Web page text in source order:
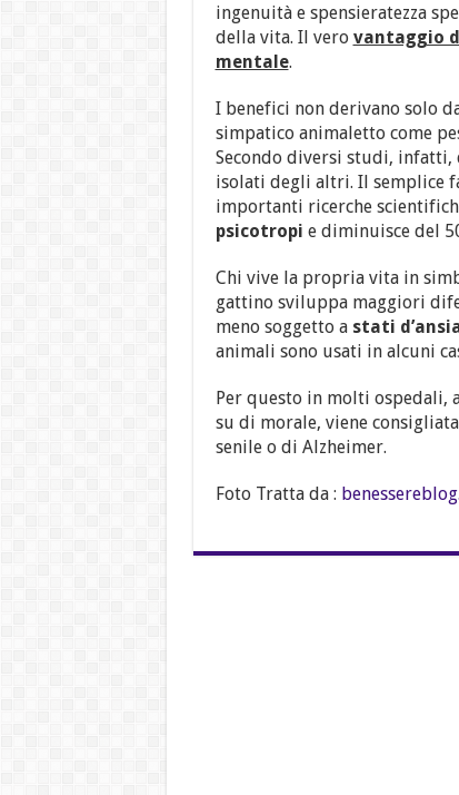
ingenuità e spensieratezza
della vita. Il vero vantaggio
mentale.
I benefici non derivano solo
simpatico animaletto come
Secondo diversi studi,
isolati degli altri. Il semplice
importanti ricerche
psicotropi e diminuisce del
Chi vive la propria vita in
gattino sviluppa maggiori
meno soggetto a stati
animali sono usati in alcuni
Per questo in molti ospedali,
su di morale, viene
senile o di Alzheimer.
Foto Tratta da :